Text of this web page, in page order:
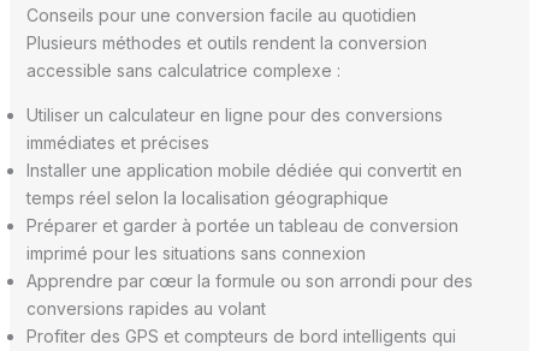
Conseils pour une conversion facile au quotidien
Plusieurs méthodes et outils rendent la conversion
accessible sans calculatrice complexe :
Utiliser un calculateur en ligne pour des conversions
immédiates et précises
Installer une application mobile dédiée qui convertit en
temps réel selon la localisation géographique
Préparer et garder à portée un tableau de conversion
imprimé pour les situations sans connexion
Apprendre par cœur la formule ou son arrondi pour des
conversions rapides au volant
Profiter des GPS et compteurs de bord intelligents qui